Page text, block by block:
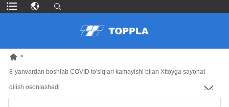
 >
8-yanvardan boshlab COVID to'siqlari kamayishi bilan Xitoyga sayohat
qilish osonlashadi